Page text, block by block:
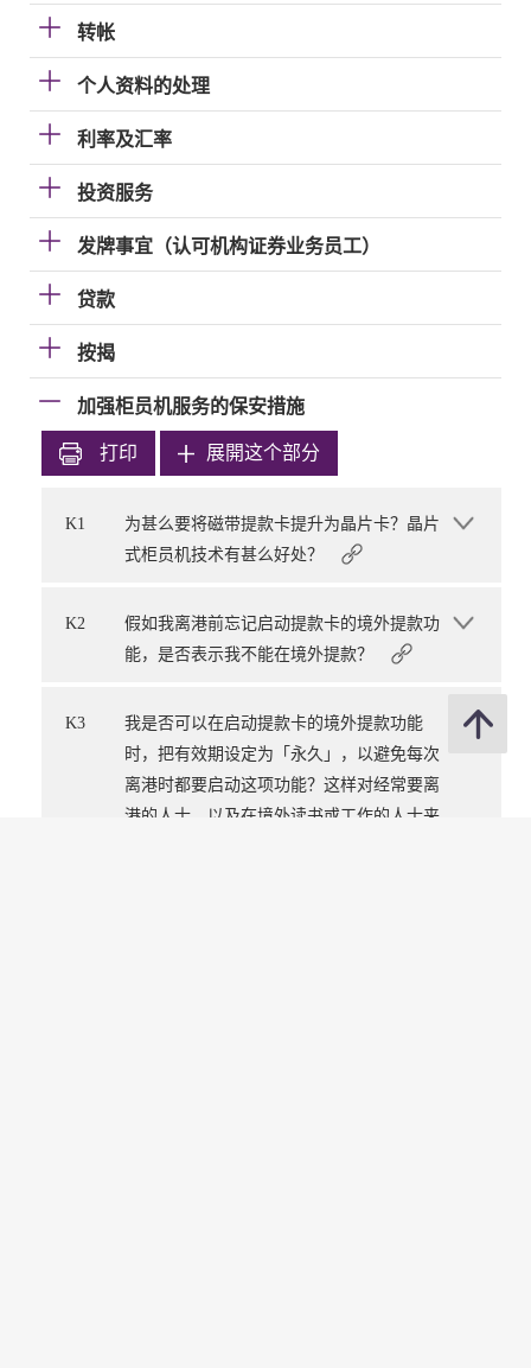
转帐
个人资料的处理
利率及汇率
投资服务
发牌事宜（认可机构证券业务员工）
贷款
按揭
加强柜员机服务的保安措施
打印 展開这个部分
K1
为甚么要将磁带提款卡提升为晶片卡？晶片
式柜员机技术有甚么好处？
K2
假如我离港前忘记启动提款卡的境外提款功
能，是否表示我不能在境外提款？
K3
我是否可以在启动提款卡的境外提款功能
时，把有效期设定为「永久」，以避免每次
离港时都要启动这项功能？这样对经常要离
港的人士，以及在境外读书或工作的人士来